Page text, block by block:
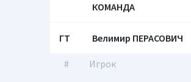
КОМАНДА
ГТ Велимир ПЕРАСОВИЧ
# Игрок